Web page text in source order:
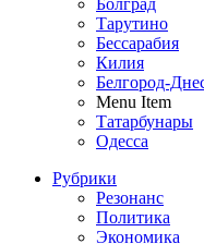
Болград
Тарутино
Бессарабия
Килия
Белгород-
Menu Item
Татарбунары
Одесса
Рубрики
Резонанс
Политика
Экономика